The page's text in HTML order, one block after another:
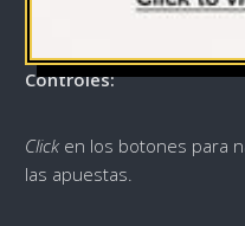
Controles:
Click en los botones para
las apuestas.